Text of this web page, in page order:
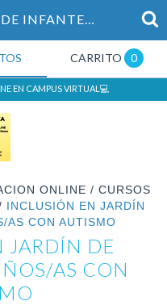
INCLUSIÓN EN JARDÍN DE INFANTES DE NIÑOS/AS CON AUTISMO
CARRITO 0
EN CAMPUS VIRTUAL💻
ONLINE / CURSOS
INCLUSIÓN EN JARDÍN
AS CON AUTISMO
JARDÍN DE
AS CON